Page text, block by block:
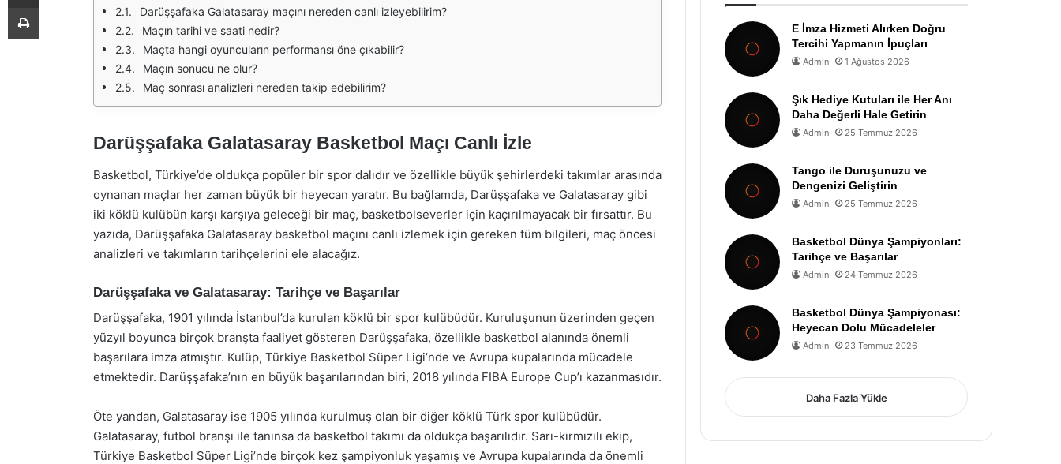
Darüşşafaka Galatasaray maçını nereden canlı izleyebilirim?
Maçın tarihi ve saati nedir?
Maçta hangi oyuncuların performansı öne çıkabilir?
Maçın sonucu ne olur?
Maç sonrası analizleri nereden takip edebilirim?
Darüşşafaka Galatasaray Basketbol Maçı Canlı İzle
Basketbol, Türkiye’de oldukça popüler bir spor dalıdır ve özellikle büyük şehirlerdeki takımlar arasında
oynanan maçlar her zaman büyük bir heyecan yaratır. Bu bağlamda, Darüşşafaka ve Galatasaray gibi
iki köklü kulübün karşı karşıya geleceği bir maç, basketbolseverler için kaçırılmayacak bir fırsattır. Bu
yazıda, Darüşşafaka Galatasaray basketbol maçını canlı izlemek için gereken tüm bilgileri, maç öncesi
analizleri ve takımların tarihçelerini ele alacağız.
Darüşşafaka ve Galatasaray: Tarihçe ve Başarılar
Darüşşafaka, 1901 yılında İstanbul’da kurulan köklü bir spor kulübüdür. Kuruluşunun üzerinden geçen
yüzyıl boyunca birçok branşta faaliyet gösteren Darüşşafaka, özellikle basketbol alanında önemli
başarılara imza atmıştır. Kulüp, Türkiye Basketbol Süper Ligi’nde ve Avrupa kupalarında mücadele
etmektedir. Darüşşafaka’nın en büyük başarılarından biri, 2018 yılında FIBA Europe Cup’ı kazanmasıdır.
Öte yandan, Galatasaray ise 1905 yılında kurulmuş olan bir diğer köklü Türk spor kulübüdür.
Galatasaray, futbol branşı ile tanınsa da basketbol takımı da oldukça başarılıdır. Sarı-kırmızılı ekip,
Türkiye Basketbol Süper Ligi’nde birçok kez şampiyonluk yaşamış ve Avrupa kupalarında da önemli
E İmza Hizmeti Alırken Doğru
Tercihi Yapmanın İpuçları
Admin 1 Ağustos 2026
Şık Hediye Kutuları ile Her Anı
Daha Değerli Hale Getirin
Admin 25 Temmuz 2026
Tango ile Duruşunuzu ve
Dengenizi Geliştirin
Admin 25 Temmuz 2026
Basketbol Dünya Şampiyonları:
Tarihçe ve Başarılar
Admin 24 Temmuz 2026
Basketbol Dünya Şampiyonası:
Heyecan Dolu Mücadeleler
Admin 23 Temmuz 2026
Daha Fazla Yükle